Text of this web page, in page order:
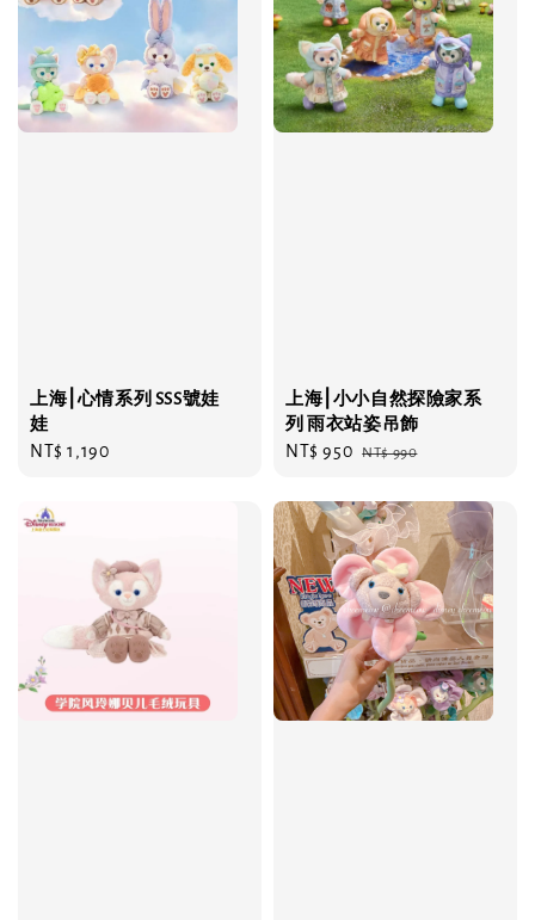
上海⎮心情系列 SSS號娃
娃
Regular
NT$ 1,190
上海⎮小小自然探險家系
列 雨衣站姿吊飾
Sale
NT$ 950 Regular
NT$ 990